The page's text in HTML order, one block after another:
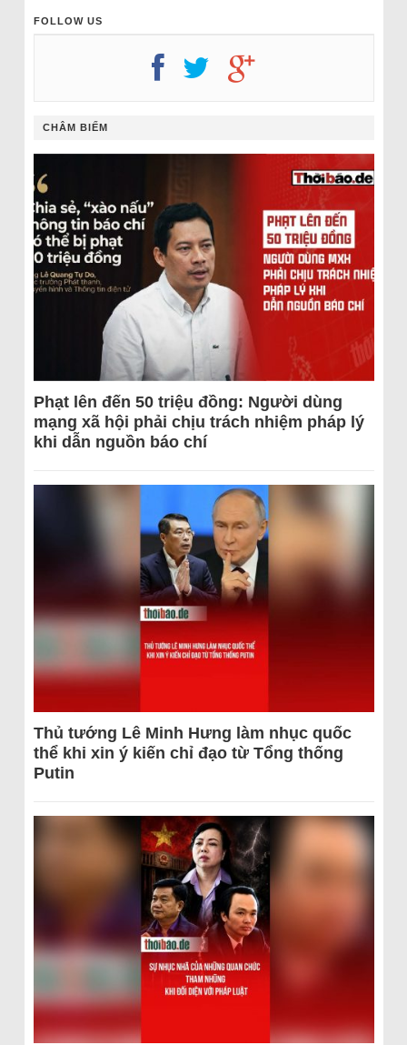
FOLLOW US
CHÂM BIẾM
Phạt lên đến 50 triệu đồng: Người dùng
mạng xã hội phải chịu trách nhiệm pháp lý
khi dẫn nguồn báo chí
Thủ tướng Lê Minh Hưng làm nhục quốc
thể khi xin ý kiến chỉ đạo từ Tổng thống
Putin